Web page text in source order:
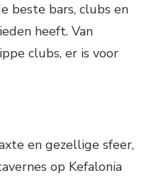
beste bars, clubs en
heeft. Van
clubs, er is voor
en gezellige sfeer,
op Kefalonia